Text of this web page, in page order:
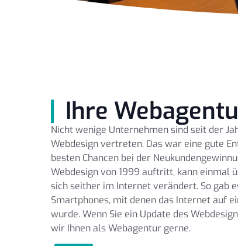
Ihre
Nicht wenige Unternehmen sind seit der
Webdesign vertreten. Das war eine gute
besten Chancen bei der
Webdesign von 1999 auftritt, kann einmal
sich seither im Internet verändert. So gab
Smartphones, mit denen das Internet auf
wurde. Wenn Sie ein Update des
wir Ihnen als Webagentur gerne.